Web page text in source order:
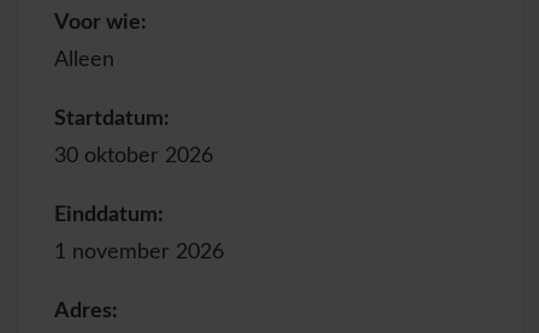
Voor wie:
Alleen
Startdatum:
30 oktober 2026
Einddatum:
1 november 2026
Adres: